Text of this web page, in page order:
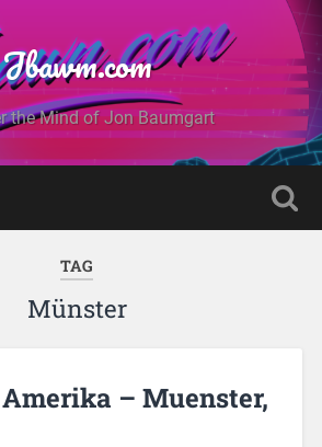
Jbawm.com
the Mind of Jon Baumgart
TAG
Münster
– Muenster,